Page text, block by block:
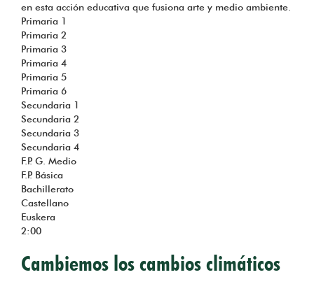
en esta acción educativa que fusiona arte y medio ambiente.
Primaria 1
Primaria 2
Primaria 3
Primaria 4
Primaria 5
Primaria 6
Secundaria 1
Secundaria 2
Secundaria 3
Secundaria 4
F.P. G. Medio
F.P. Básica
Bachillerato
Castellano
Euskera
2:00
Cambiemos los cambios climáticos